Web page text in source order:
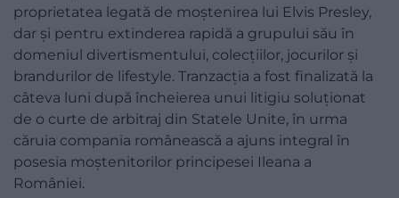
proprietatea legată de moștenirea lui Elvis Presley,
dar și pentru extinderea rapidă a grupului său în
domeniul divertismentului, colecțiilor, jocurilor și
brandurilor de lifestyle. Tranzacția a fost finalizată la
câteva luni după încheierea unui litigiu soluționat
de o curte de arbitraj din Statele Unite, în urma
căruia compania românească a ajuns integral în
posesia moștenitorilor principesei Ileana a
României.